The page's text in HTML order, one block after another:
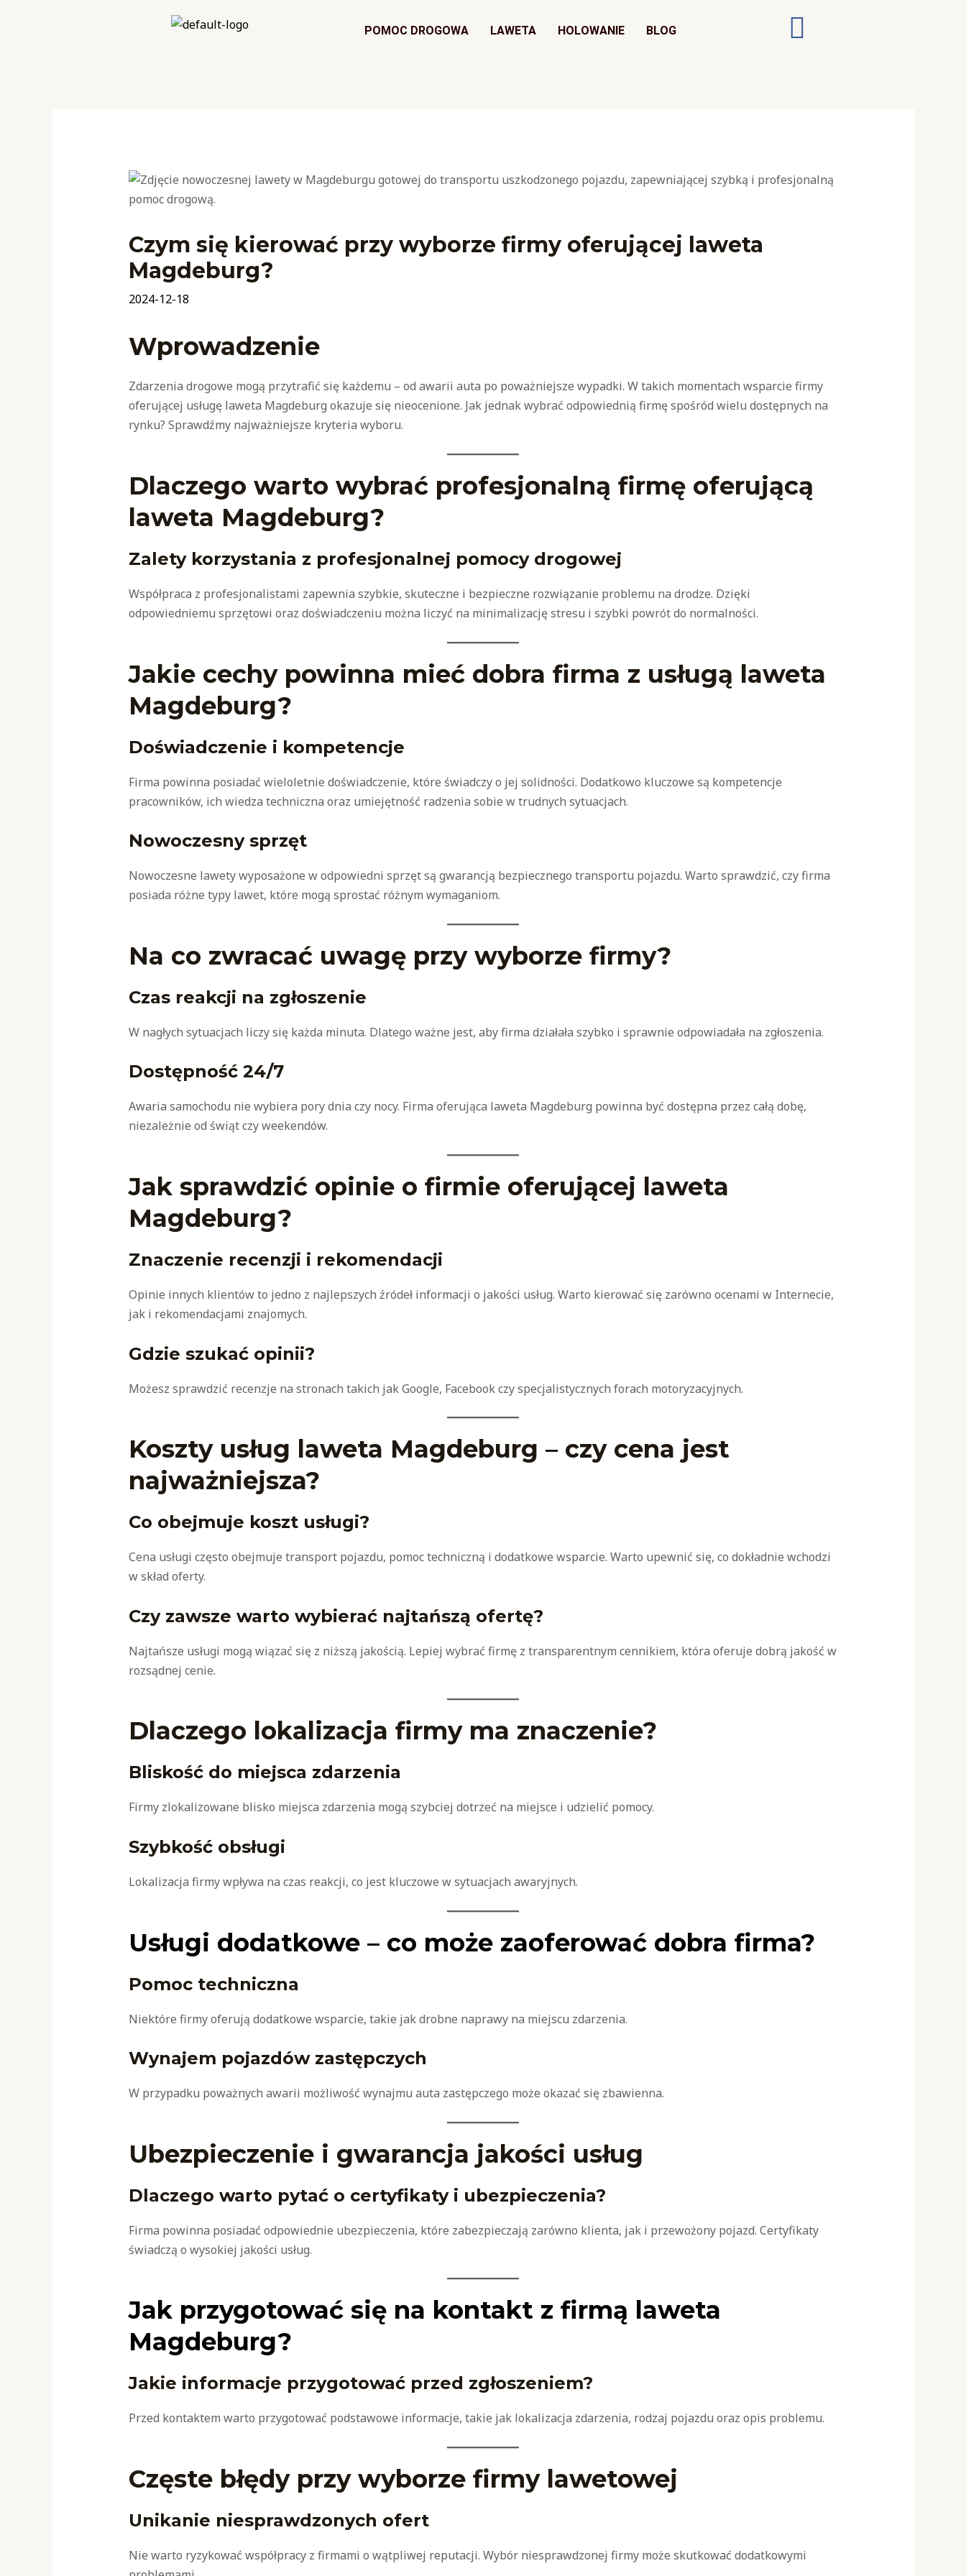
POMOC DROGOWA LAWETA HOLOWANIE BLOG
Czym się kierować przy wyborze firmy oferującej laweta
Magdeburg?
2024-12-18
Wprowadzenie
Zdarzenia drogowe mogą przytrafić się każdemu – od awarii auta po poważniejsze wypadki. W takich momentach wsparcie firmy
oferującej usługę laweta Magdeburg okazuje się nieocenione. Jak jednak wybrać odpowiednią firmę spośród wielu dostępnych na
rynku? Sprawdźmy najważniejsze kryteria wyboru.
Dlaczego warto wybrać profesjonalną firmę oferującą
laweta Magdeburg?
Zalety korzystania z profesjonalnej pomocy drogowej
Współpraca z profesjonalistami zapewnia szybkie, skuteczne i bezpieczne rozwiązanie problemu na drodze. Dzięki
odpowiedniemu sprzętowi oraz doświadczeniu można liczyć na minimalizację stresu i szybki powrót do normalności.
Jakie cechy powinna mieć dobra firma z usługą laweta
Magdeburg?
Doświadczenie i kompetencje
Firma powinna posiadać wieloletnie doświadczenie, które świadczy o jej solidności. Dodatkowo kluczowe są kompetencje
pracowników, ich wiedza techniczna oraz umiejętność radzenia sobie w trudnych sytuacjach.
Nowoczesny sprzęt
Nowoczesne lawety wyposażone w odpowiedni sprzęt są gwarancją bezpiecznego transportu pojazdu. Warto sprawdzić, czy firma
posiada różne typy lawet, które mogą sprostać różnym wymaganiom.
Na co zwracać uwagę przy wyborze firmy?
Czas reakcji na zgłoszenie
W nagłych sytuacjach liczy się każda minuta. Dlatego ważne jest, aby firma działała szybko i sprawnie odpowiadała na zgłoszenia.
Dostępność 24/7
Awaria samochodu nie wybiera pory dnia czy nocy. Firma oferująca laweta Magdeburg powinna być dostępna przez całą dobę,
niezależnie od świąt czy weekendów.
Jak sprawdzić opinie o firmie oferującej laweta
Magdeburg?
Znaczenie recenzji i rekomendacji
Opinie innych klientów to jedno z najlepszych źródeł informacji o jakości usług. Warto kierować się zarówno ocenami w Internecie,
jak i rekomendacjami znajomych.
Gdzie szukać opinii?
Możesz sprawdzić recenzje na stronach takich jak Google, Facebook czy specjalistycznych forach motoryzacyjnych.
Koszty usług laweta Magdeburg – czy cena jest
najważniejsza?
Co obejmuje koszt usługi?
Cena usługi często obejmuje transport pojazdu, pomoc techniczną i dodatkowe wsparcie. Warto upewnić się, co dokładnie wchodzi
w skład oferty.
Czy zawsze warto wybierać najtańszą ofertę?
Najtańsze usługi mogą wiązać się z niższą jakością. Lepiej wybrać firmę z transparentnym cennikiem, która oferuje dobrą jakość w
rozsądnej cenie.
Dlaczego lokalizacja firmy ma znaczenie?
Bliskość do miejsca zdarzenia
Firmy zlokalizowane blisko miejsca zdarzenia mogą szybciej dotrzeć na miejsce i udzielić pomocy.
Szybkość obsługi
Lokalizacja firmy wpływa na czas reakcji, co jest kluczowe w sytuacjach awaryjnych.
Usługi dodatkowe – co może zaoferować dobra firma?
Pomoc techniczna
Niektóre firmy oferują dodatkowe wsparcie, takie jak drobne naprawy na miejscu zdarzenia.
Wynajem pojazdów zastępczych
W przypadku poważnych awarii możliwość wynajmu auta zastępczego może okazać się zbawienna.
Ubezpieczenie i gwarancja jakości usług
Dlaczego warto pytać o certyfikaty i ubezpieczenia?
Firma powinna posiadać odpowiednie ubezpieczenia, które zabezpieczają zarówno klienta, jak i przewożony pojazd. Certyfikaty
świadczą o wysokiej jakości usług.
Jak przygotować się na kontakt z firmą laweta
Magdeburg?
Jakie informacje przygotować przed zgłoszeniem?
Przed kontaktem warto przygotować podstawowe informacje, takie jak lokalizacja zdarzenia, rodzaj pojazdu oraz opis problemu.
Częste błędy przy wyborze firmy lawetowej
Unikanie niesprawdzonych ofert
Nie warto ryzykować współpracy z firmami o wątpliwej reputacji. Wybór niesprawdzonej firmy może skutkować dodatkowymi